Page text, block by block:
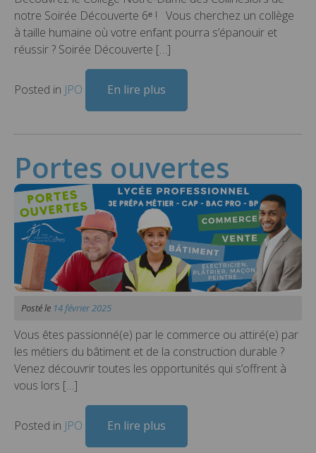
notre Soirée Découverte 6ᵉ ! Vous cherchez un collège
à taille humaine où votre enfant pourra s’épanouir et
réussir ? Soirée Découverte […]
Posted in JPO En lire plus
Portes ouvertes
Posté le 14 février 2025
Vous êtes passionné(e) par le commerce ou attiré(e) par
les métiers du bâtiment et de la construction durable ?
Venez découvrir toutes les opportunités qui s’offrent à
vous lors […]
Posted in JPO En lire plus